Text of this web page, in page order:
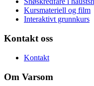
Kursmateriell og film
Interaktivt grunnkurs
Kontakt oss
Kontakt
Om Varsom